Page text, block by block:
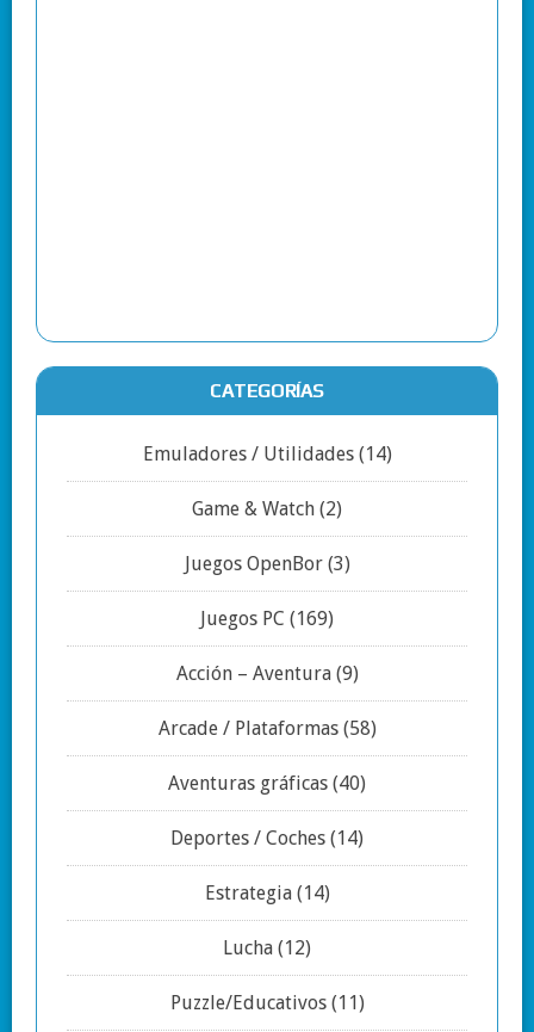
CATEGORÍAS
Emuladores / Utilidades(14)
Game & Watch (2)
Juegos OpenBor(3)
Juegos PC (169)
Acción – Aventura(9)
Arcade / Plataformas(58)
Aventuras gráficas (40)
Deportes / Coches (14)
Estrategia(14)
Lucha (12)
Puzzle/Educativos(11)